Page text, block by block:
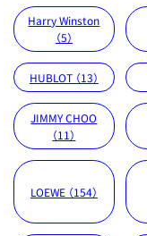
Harry Winston
（5）
HUBLOT （13）
JIMMY CHOO
（11）
LOEWE （154）